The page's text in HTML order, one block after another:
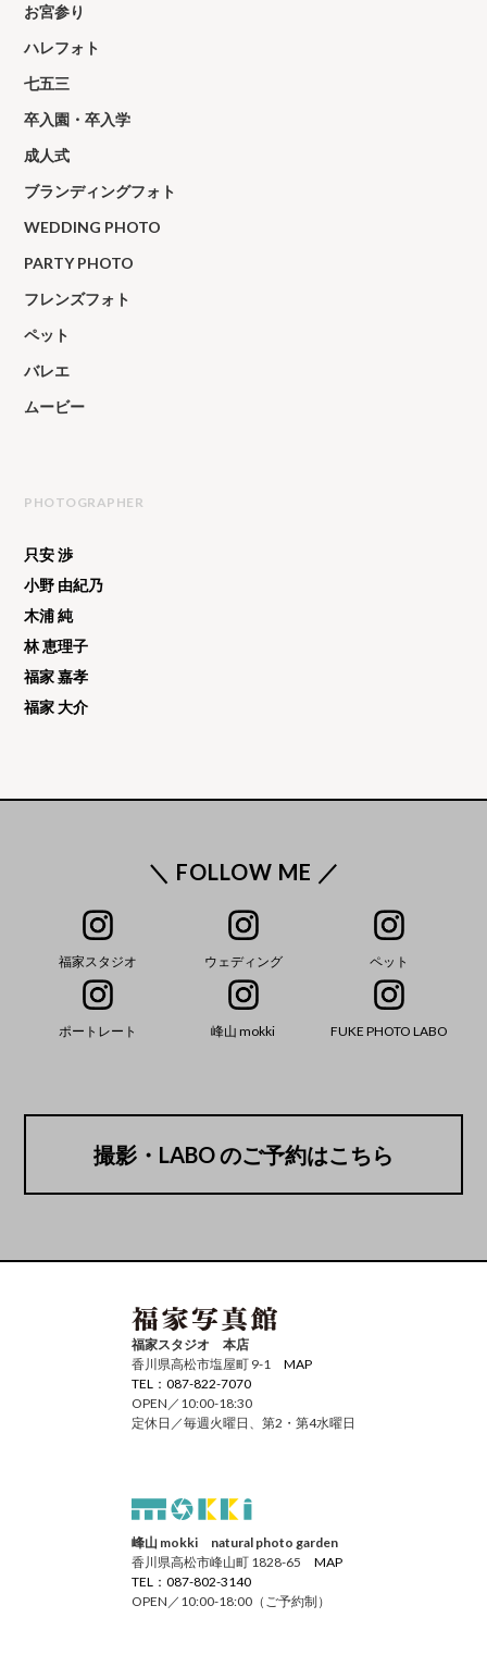
お宮参り
ハレフォト
七五三
卒入園・卒入学
成人式
ブランディングフォト
WEDDING PHOTO
PARTY PHOTO
フレンズフォト
ペット
バレエ
ムービー
PHOTOGRAPHER
只安 渉
小野 由紀乃
木浦 純
林 恵理子
福家 嘉孝
福家 大介
＼ FOLLOW ME ／
福家スタジオ ウェディング ペット
ポートレート 峰山 mokki FUKE PHOTO LABO
撮影・LABO のご予約はこちら
福家スタジオ 本店
香川県高松市塩屋町 9-1 MAP
TEL：087-822-7070
OPEN／10:00-18:30
定休日／毎週火曜日、第2・第4水曜日
峰山 mokki natural photo garden
香川県高松市峰山町 1828-65 MAP
TEL：087-802-3140
OPEN／10:00-18:00（ご予約制）